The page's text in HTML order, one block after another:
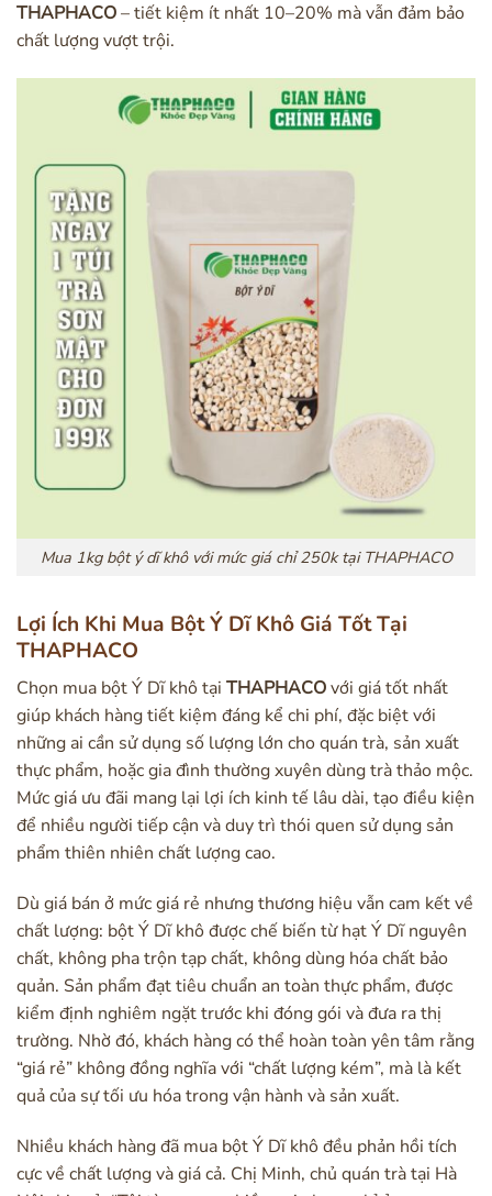
THAPHACO– tiết kiệm ít nhất 10–20% mà vẫn đảm bảo
chất lượng vượt trội.
Mua 1kg bột ý dĩ khô với mức giá chỉ 250k tại THAPHACO
Lợi Ích Khi Mua Bột Ý Dĩ Khô Giá Tốt Tại
THAPHACO
Chọn mua bột Ý Dĩ khô tại THAPHACOvới giá tốt nhất
giúp khách hàng tiết kiệm đáng kể chi phí, đặc biệt với
những ai cần sử dụng số lượng lớn cho quán trà, sản xuất
thực phẩm, hoặc gia đình thường xuyên dùng trà thảo mộc.
Mức giá ưu đãi mang lại lợi ích kinh tế lâu dài, tạo điều kiện
để nhiều người tiếp cận và duy trì thói quen sử dụng sản
phẩm thiên nhiên chất lượng cao.
Dù giá bán ở mức giá rẻ nhưng thương hiệu vẫn cam kết về
chất lượng: bột Ý Dĩ khô được chế biến từ hạt Ý Dĩ nguyên
chất, không pha trộn tạp chất, không dùng hóa chất bảo
quản. Sản phẩm đạt tiêu chuẩn an toàn thực phẩm, được
kiểm định nghiêm ngặt trước khi đóng gói và đưa ra thị
trường. Nhờ đó, khách hàng có thể hoàn toàn yên tâm rằng
“giá rẻ” không đồng nghĩa với “chất lượng kém”, mà là kết
quả của sự tối ưu hóa trong vận hành và sản xuất.
Nhiều khách hàng đã mua bột Ý Dĩ khô đều phản hồi tích
cực về chất lượng và giá cả. Chị Minh, chủ quán trà tại Hà